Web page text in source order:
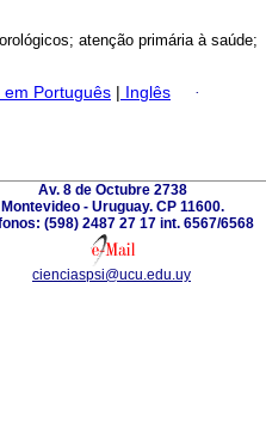
atenção primária à saúde;
em Português | Inglês
·
Av. 8 de Octubre 2738
Montevideo - Uruguay. CP 11600.
(598) 2487 27 17 int. 6567/6568
cienciaspsi@ucu.edu.uy